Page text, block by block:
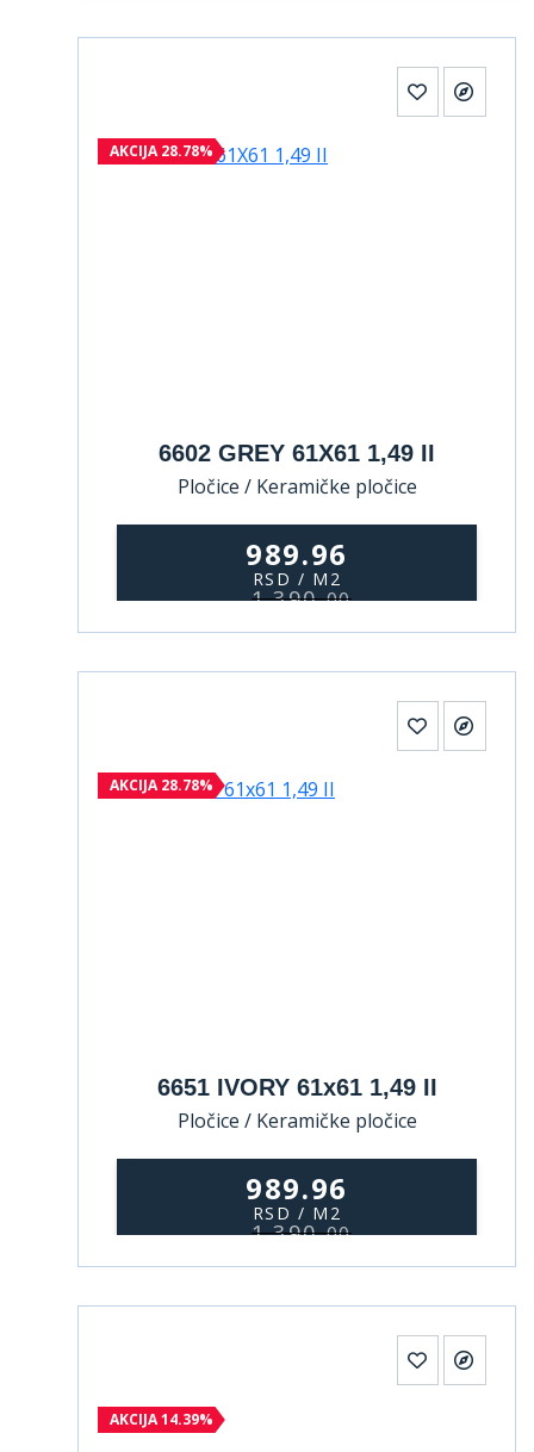
AKCIJA 28.78%
6602 GREY 61X61 1,49 II
Pločice / Keramičke pločice
989.96
RSD / M2
1.390,00
AKCIJA 28.78%
6651 IVORY 61x61 1,49 II
Pločice / Keramičke pločice
989.96
RSD / M2
1.390,00
AKCIJA 14.39%